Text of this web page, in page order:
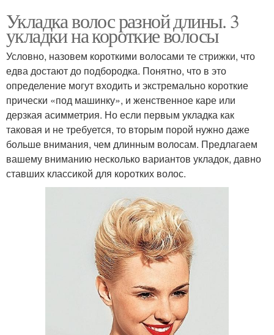
Укладка волос разной длины. 3
укладки на короткие волосы
Условно, назовем короткими волосами те стрижки, что
едва достают до подбородка. Понятно, что в это
определение могут входить и экстремально короткие
прически «под машинку», и женственное каре или
дерзкая асимметрия. Но если первым укладка как
таковая и не требуется, то вторым порой нужно даже
больше внимания, чем длинным волосам. Предлагаем
вашему вниманию несколько вариантов укладок, давно
ставших классикой для коротких волос.